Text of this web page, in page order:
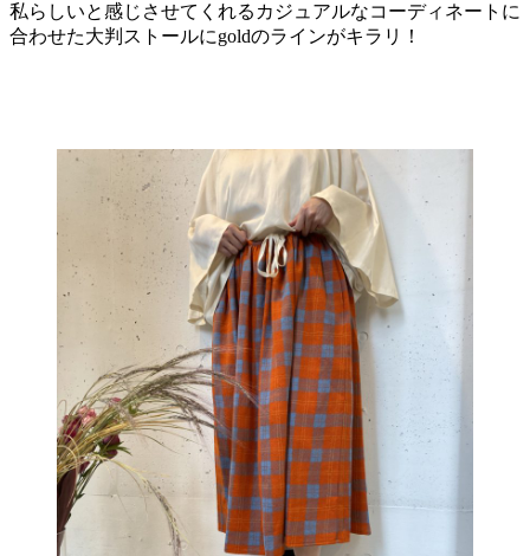
私らしいと感じさせてくれるカジュアルなコーディネートに
合わせた大判ストールにgoldのラインがキラリ！